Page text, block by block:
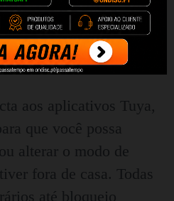
aos aplicativos Tuya,
que você possa
alterar o modo de
fora de casa. Todas
até bloqueio